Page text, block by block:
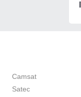
Camsat
Satec